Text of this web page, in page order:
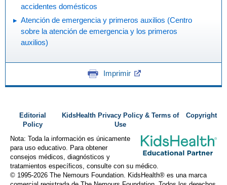
accidentes domésticos
Atención de emergencia y primeros auxilios (Centro
sobre la atención de emergencia y los primeros
auxilios)
Imprimir
Editorial
Policy
KidsHealth Privacy Policy & Terms of
Use
Copyright
Nota: Toda la información es únicamente
para uso educativo. Para obtener
consejos médicos, diagnósticos y
tratamientos específicos, consulte con su médico.
© 1995-2026 The Nemours Foundation. KidsHealth® es una marca